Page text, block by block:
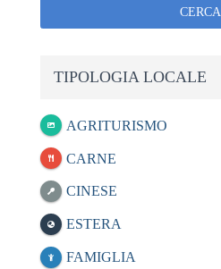
CERCA
TIPOLOGIA LOCALE
AGRITURISMO
CARNE
CINESE
ESTERA
FAMIGLIA